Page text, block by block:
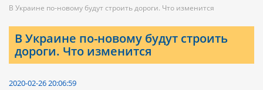
В Украине по-новому будут строить дороги. Что изменится
В Украине по-новому будут строить
дороги. Что изменится
2020-02-26 20:06:59